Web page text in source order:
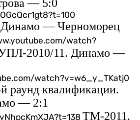
— 5:0
— Черноморец
watch?
2010/11. Динамо —
watch?v=w6_y_TKatj0
раунд квалификации.
— 2:1
ТМ-2011.